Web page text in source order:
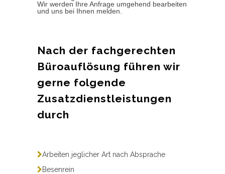
Wir werden Ihre Anfrage umgehend bearbeiten
und uns bei Ihnen melden.
Nach der fachgerechten
Büroauflösung führen wir
gerne folgende
Zusatzdienstleistungen
durch
Arbeiten jeglicher Art nach Absprache
Besenrein